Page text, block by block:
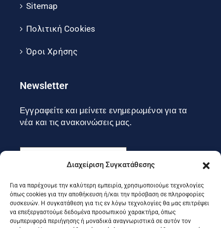
Διαχείριση Συγκατάθεσης
Για να παρέχουμε την καλύτερη εμπειρία, χρησιμοποιούμε τεχνολογίες
όπως cookies για την αποθήκευση ή/και την πρόσβαση σε πληροφορίες
συσκευών. Η συγκατάθεση για τις εν λόγω τεχνολογίες θα μας επιτρέψει
να επεξεργαστούμε δεδομένα προσωπικού χαρακτήρα, όπως
συμπεριφορά περιήγησης ή μοναδικά αναγνωριστικά σε αυτόν τον
Sitemap
Πολιτική Cookies
Όροι Χρήσης
Newsletter
Εγγραφείτε και μείνετε ενημερωμένοι για τα
νέα και τις ανακοινώσεις μας.
Εγγραφή